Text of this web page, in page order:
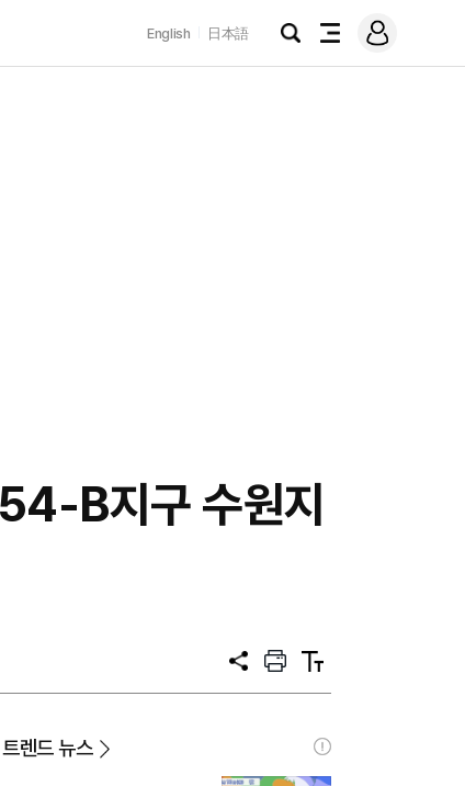
English 日本語
검
전
메
그
B지구 수원지
공
프
트
텍
트
트렌드 뉴스